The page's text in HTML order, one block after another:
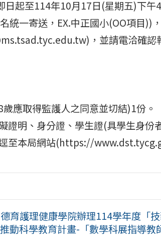
日起至114年10月17日(星期五)下
統一寄送，EX.中正國小(OO項目))
，並請電洽確
應取得監護人之同意並切結)1份。
證明、身分證、學生證(具學生身份
至本局網站(https://
德育護理健康學院辦理114學年度「
動科學教育計畫-「數學科展指導教